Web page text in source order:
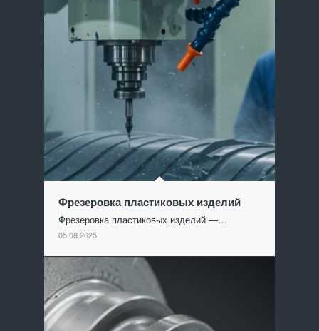
Фрезеровка пластиковых изделий
Фрезеровка пластиковых изделий —…
05.08.2025